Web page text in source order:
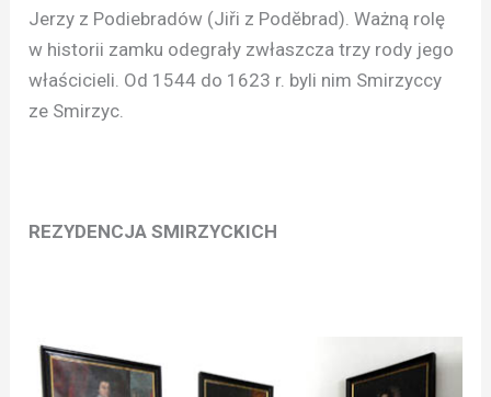
Jerzy z Podiebradów (Jiři z Podĕbrad). Ważną rolę
w historii zamku odegrały zwłaszcza trzy rody jego
właścicieli. Od 1544 do 1623 r. byli nim Smirzyccy
ze Smirzyc.
REZYDENCJA SMIRZYCKICH